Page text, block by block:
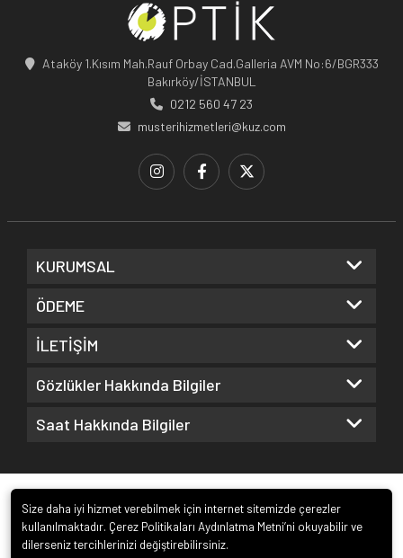
Ataköy 1.Kısım Mah.Rauf Orbay Cad.Galleria AVM No:6/BGR333
Bakırköy/İSTANBUL
0212 560 47 23
musterihizmetleri@kuz.com
KURUMSAL
ÖDEME
İLETİŞİM
Gözlükler Hakkında Bilgiler
Saat Hakkında Bilgiler
Size daha iyi hizmet verebilmek için internet sitemizde çerezler
kullanılmaktadır. Çerez Politikaları Aydınlatma Metni’ni okuyabilir ve
dilerseniz tercihlerinizi değiştirebilirsiniz.